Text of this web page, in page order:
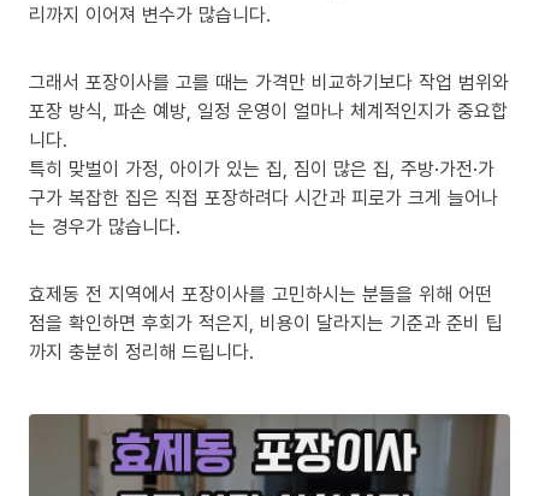
리까지 이어져 변수가 많습니다.
그래서 포장이사를 고를 때는 가격만 비교하기보다 작업 범위와
포장 방식, 파손 예방, 일정 운영이 얼마나 체계적인지가 중요합
니다.
특히 맞벌이 가정, 아이가 있는 집, 짐이 많은 집, 주방·가전·가
구가 복잡한 집은 직접 포장하려다 시간과 피로가 크게 늘어나
는 경우가 많습니다.
효제동 전 지역에서 포장이사를 고민하시는 분들을 위해 어떤
점을 확인하면 후회가 적은지, 비용이 달라지는 기준과 준비 팁
까지 충분히 정리해 드립니다.